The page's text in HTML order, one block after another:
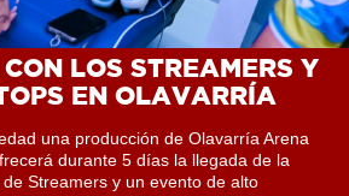
LOS STREAMERS Y
EN OLAVARRÍA
una producción de Olavarría Arena
durante 5 días la llegada de la
Streamers y un evento de alto